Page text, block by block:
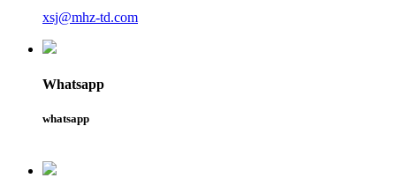
xsj@mhz-td.com
Whatsapp
whatsapp